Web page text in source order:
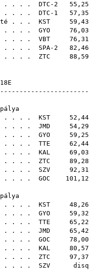
. . . . DTC-2 55,25
. . . . DTC-1 57,35
. . . KST 59,43
. . . . GYO 76,03
. . . . VBT 76,31
. . . SPA-2 82,46
. . . . ZTC 88,59
. . . . KST 52,44
. . . . JMD 54,29
. . . . GYO 59,25
. . . . TTE 62,44
. . . . KAL 69,03
. . . . ZTC 89,28
. . . . SZV 92,31
. . . . GOC 101,12
. . . . KST 48,26
. . . . GYO 59,32
. . . . TTE 65,22
. . . . JMD 65,42
. . . . GOC 78,00
. . . . KAL 80,57
. . . . ZTC 97,37
. . . . SZV disq